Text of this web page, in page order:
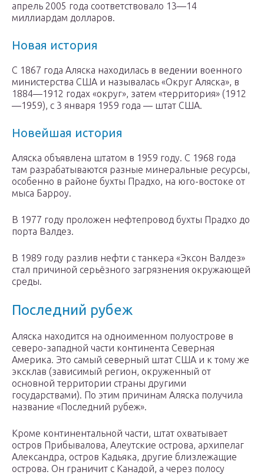
апрель 2005 года соответствовало 13—14
миллиардам долларов.
Новая история
С 1867 года Аляска находилась в ведении военного
министерства США и называлась «Округ Аляска», в
1884—1912 годах «округ», затем «территория» (1912
—1959), с 3 января 1959 года — штат США.
Новейшая история
Аляска объявлена штатом в 1959 году. С 1968 года
там разрабатываются разные минеральные ресурсы,
особенно в районе бухты Прадхо, на юго-востоке от
мыса Барроу.
В 1977 году проложен нефтепровод бухты Прадхо до
порта Валдез.
В 1989 году разлив нефти с танкера «Эксон Валдез»
стал причиной серьёзного загрязнения окружающей
среды.
Последний рубеж
Аляска находится на одноименном полуострове в
северо-западной части континента Северная
Америка. Это самый северный штат США и к тому же
эксклав (зависимый регион, окруженный от
основной территории страны другими
государствами). По этим причинам Аляска получила
название «Последний рубеж».
Кроме континентальной части, штат охватывает
остров Прибывалова, Алеутские острова, архипелаг
Александра, остров Кадьяка, другие близлежащие
острова. Он граничит с Канадой, а через полосу